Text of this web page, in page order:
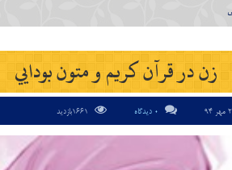
زن در قرآن كريم و متون بودايي
0 دیدگاه